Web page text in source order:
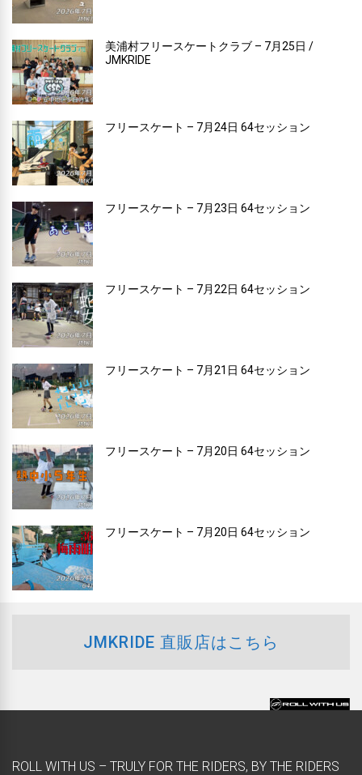
美浦村フリースケートクラブ – 7月25日 /
JMKRIDE
フリースケート – 7月24日 64セッション
フリースケート – 7月23日 64セッション
フリースケート – 7月22日 64セッション
フリースケート – 7月21日 64セッション
フリースケート – 7月20日 64セッション
フリースケート – 7月20日 64セッション
JMKRIDE 直販店はこちら
ROLL WITH US – TRULY FOR THE RIDERS, BY THE RIDERS